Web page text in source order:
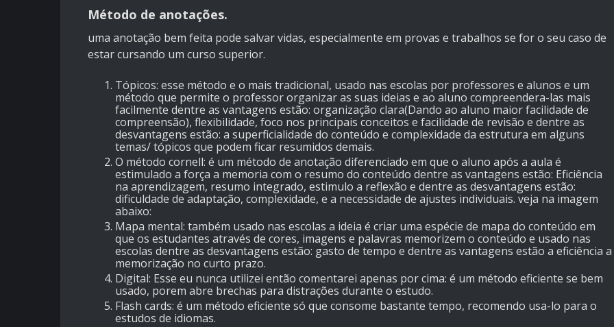
Método de anotações.
uma anotação bem feita pode salvar vidas, especialmente em provas e trabalhos se for o seu caso de
estar cursando um curso superior.
Tópicos: esse método e o mais tradicional, usado nas escolas por professores e alunos e um
método que permite o professor organizar as suas ideias e ao aluno compreendera-las mais
facilmente dentre as vantagens estão: organização clara(Dando ao aluno maior facilidade de
compreensão), flexibilidade, foco nos principais conceitos e facilidade de revisão e dentre as
desvantagens estão: a superficialidade do conteúdo e complexidade da estrutura em alguns
temas/ tópicos que podem ficar resumidos demais.
O método cornell: é um método de anotação diferenciado em que o aluno após a aula é
estimulado a força a memoria com o resumo do conteúdo dentre as vantagens estão: Eficiência
na aprendizagem, resumo integrado, estimulo a reflexão e dentre as desvantagens estão:
dificuldade de adaptação, complexidade, e a necessidade de ajustes individuais. veja na imagem
abaixo:
Mapa mental: também usado nas escolas a ideia é criar uma espécie de mapa do conteúdo em
que os estudantes através de cores, imagens e palavras memorizem o conteúdo e usado nas
escolas dentre as desvantagens estão: gasto de tempo e dentre as vantagens estão a eficiência a
memorização no curto prazo.
Digital: Esse eu nunca utilizei então comentarei apenas por cima: é um método eficiente se bem
usado, porem abre brechas para distrações durante o estudo.
Flash cards: é um método eficiente só que consome bastante tempo, recomendo usa-lo para o
estudos de idiomas.